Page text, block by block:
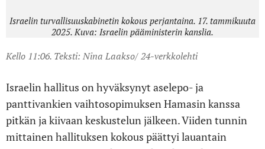
Israelin turvallisuuskabinetin kokous perjantaina. 17. tammikuuta
2025. Kuva: Israelin pääministerin kanslia.
Kello 11:06. Teksti: Nina Laakso/ 24-verkkolehti
Israelin hallitus on hyväksynyt aselepo- ja
panttivankien vaihtosopimuksen Hamasin kanssa
pitkän ja kiivaan keskustelun jälkeen. Viiden tunnin
mittainen hallituksen kokous päättyi lauantain